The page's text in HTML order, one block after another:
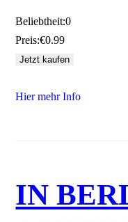
Beliebtheit:0
Preis:€0.99
Hier mehr Info
IN